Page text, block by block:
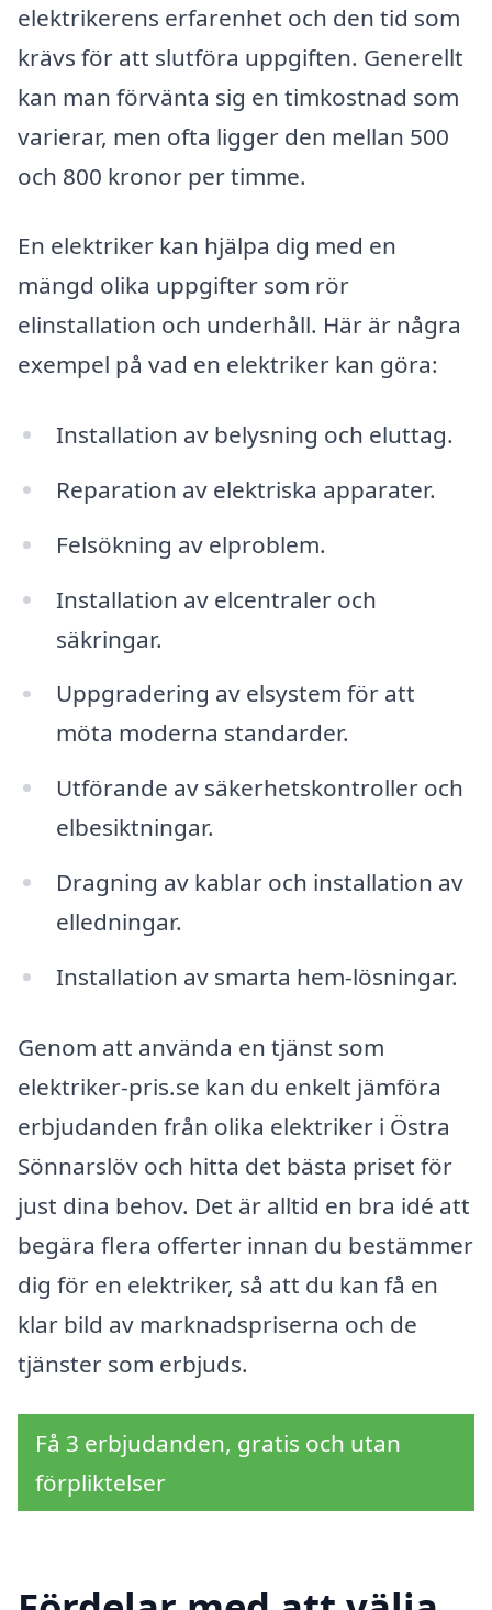
elektrikerens erfarenhet och den tid som
krävs för att slutföra uppgiften. Generellt
kan man förvänta sig en timkostnad som
varierar, men ofta ligger den mellan 500
och 800 kronor per timme.
En elektriker kan hjälpa dig med en
mängd olika uppgifter som rör
elinstallation och underhåll. Här är några
exempel på vad en elektriker kan göra:
Installation av belysning och eluttag.
Reparation av elektriska apparater.
Felsökning av elproblem.
Installation av elcentraler och
säkringar.
Uppgradering av elsystem för att
möta moderna standarder.
Utförande av säkerhetskontroller och
elbesiktningar.
Dragning av kablar och installation av
elledningar.
Installation av smarta hem-lösningar.
Genom att använda en tjänst som
elektriker-pris.se kan du enkelt jämföra
erbjudanden från olika elektriker i Östra
Sönnarslöv och hitta det bästa priset för
just dina behov. Det är alltid en bra idé att
begära flera offerter innan du bestämmer
dig för en elektriker, så att du kan få en
klar bild av marknadspriserna och de
tjänster som erbjuds.
Få 3 erbjudanden, gratis och utan
förpliktelser